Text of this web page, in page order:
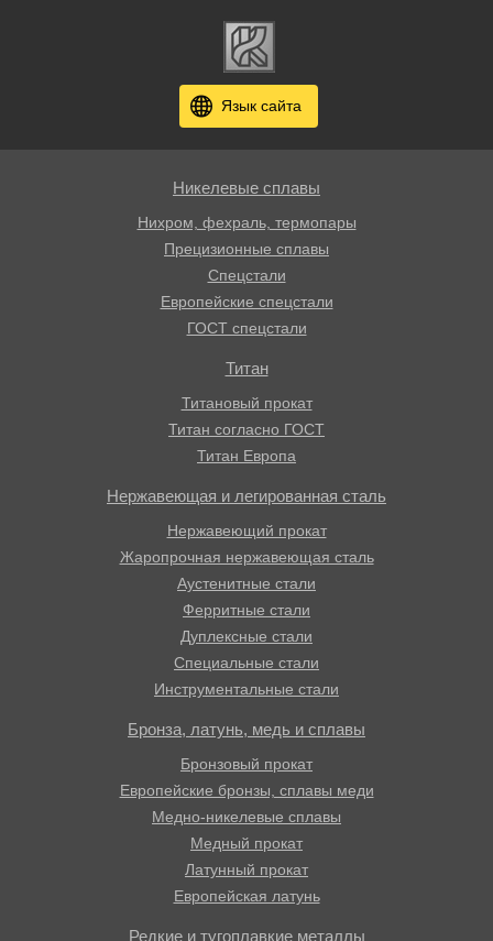
Язык сайта
Никелевые сплавы
Нихром, фехраль, термопары
Прецизионные сплавы
Спецстали
Европейские спецстали
ГОСТ спецстали
Титан
Титановый прокат
Титан согласно ГОСТ
Титан Европа
Нержавеющая и легированная сталь
Нержавеющий прокат
Жаропрочная нержавеющая сталь
Аустенитные стали
Ферритные стали
Дуплексные стали
Специальные стали
Инструментальные стали
Бронза, латунь, медь и сплавы
Бронзовый прокат
Европейские бронзы, сплавы меди
Медно-никелевые сплавы
Медный прокат
Латунный прокат
Европейская латунь
Редкие и тугоплавкие металлы